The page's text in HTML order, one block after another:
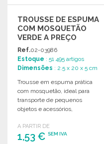
TROUSSE DE ESPUMA
COM MOSQUETÃO
VERDE A PREÇO
GROSSISTA
Ref.02-03986
Estoque : 51 495 artigos
Dimensões : 2.5 x 20 x 5 cm
Trousse em espuma prática
com mosquetão, ideal para
transporte de pequenos
objetos e acessórios,
grosso.
A PARTIR DE
1,53 € SEM IVA